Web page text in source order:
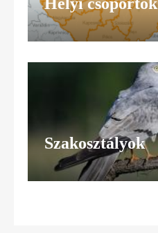
Szakosztályok